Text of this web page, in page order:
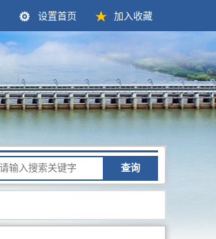
设置首页 加入收藏
查询